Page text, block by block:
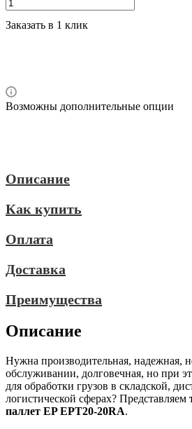
Заказать в 1 клик
Возможны дополнительные опции
Описание
Как купить
Оплата
Доставка
Преимущества
Описание
Нужна производительная, надежная,
обслуживании, долговечная, но при
для обработки грузов в складской,
логистической сферах? Представляем
паллет EP EPT20-20RA.